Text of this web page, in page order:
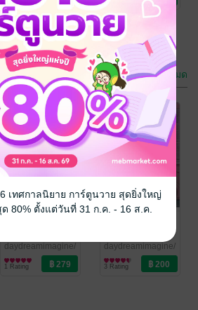
เบื้อง/Daydreamimagine
เบื้อง/Daydreamimagine
BURN ไฟเผา
ใจ
daydreamimagine/
ขนมเบื้อง/ ขนม
เบื้อง/Daydreamimagine
นิยายรักวัยรุ่น
1 Rating
ดูทั้งหมด
daydreamimagine/
ขนมเบื้อง
/ ขนม
เบื้อง/Daydreamimagine
นิยายรักวัยรุ่น
1 Rating
daydreamimagine/
ขนมเบื้อง
/ ขนม
เบื้อง/Daydreamimagine
นิยายรักวัยรุ่น
3 Rating
เทศกาลนิยาย การ์ตูนวาย สุดยิ่งใหญ่
80% ตั้งแต่วันที่ 31 ก.ค. - 16 ส.ค.